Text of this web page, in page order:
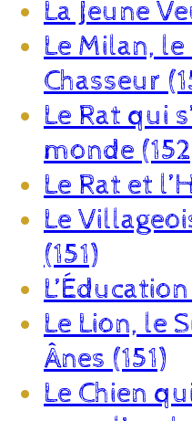
La Jeune
Le Milan,
Chasseur
Le Rat qui
monde
Le Rat et
Le
(151)
L’Éducation
Le Lion, le
Ânes (151)
Le Chien